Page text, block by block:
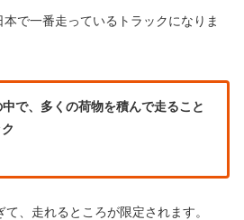
で一番走っているトラックになりま
で、多くの荷物を積んで走ること
、走れるところが限定されます。